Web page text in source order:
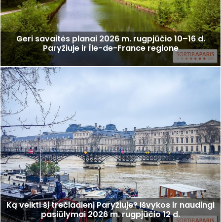
Geri savaitės planai 2026 m. rugpjūčio 10–16 d.
Paryžiuje ir Île-de-France regione
Ką veikti šį trečiadienį Paryžiuje? Išvykos ir naudingi
pasiūlymai 2026 m. rugpjūčio 12 d.